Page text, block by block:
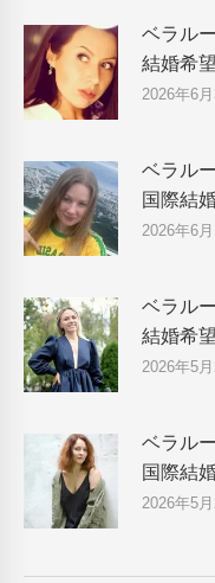
ベラル
結婚希
2026年6月
ベラル
国際結
2026年6月
ベラル
結婚希
2026年5月
ベラル
国際結
2026年5月